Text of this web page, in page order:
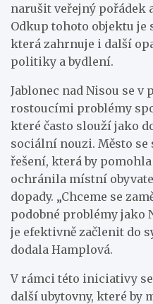
narušit veřejný pořádek
Odkup tohoto objektu je
která zahrnuje i další
politiky a bydlení.
Jablonec nad Nisou se
rostoucími problémy
které často slouží jako
sociální nouzi. Město
řešení, která by
ochránila místní
dopady. „Chceme se
podobné problémy jako
je efektivně začlenit do
dodala Hamplová.
V rámci této iniciativy
další ubytovny, které by